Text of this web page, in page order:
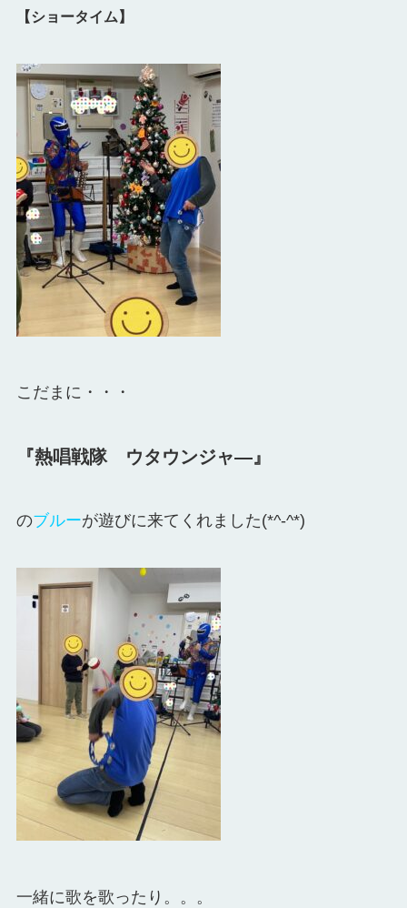
【ショータイム】
こだまに・・・
『熱唱戦隊 ウタウンジャ―』
のブルーが遊びに来てくれました(*^-^*)
一緒に歌を歌ったり。。。